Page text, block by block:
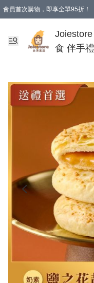
會員首次購物，即享全單95折！
購物滿 HKD 350.00即享免運費
食 伴手禮